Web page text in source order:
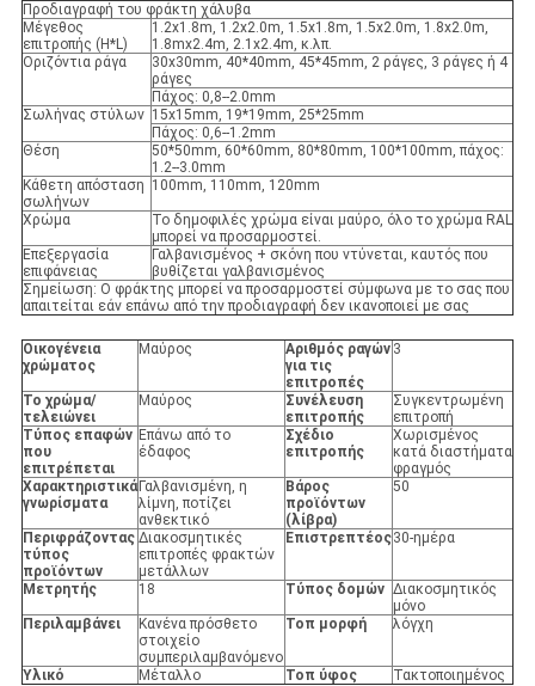
Προδιαγραφή του φράκτη χάλυβα
Μέγεθος
επιτροπής (H*L)
1.2x1.8m, 1.2x2.0m, 1.5x1.8m, 1.5x2.0m, 1.8x2.0m,
1.8mx2.4m, 2.1x2.4m, κ.λπ.
Οριζόντια ράγα
30x30mm, 40*40mm, 45*45mm, 2 ράγες, 3 ράγες ή 4
ράγες
Πάχος: 0,8--2.0mm
Σωλήνας στύλων 15x15mm, 19*19mm, 25*25mm
Πάχος: 0,6--1.2mm
Θέση
50*50mm, 60*60mm, 80*80mm, 100*100mm, πάχος:
1.2--3.0mm
Κάθετη απόσταση
σωλήνων
100mm, 110mm, 120mm
Χρώμα
Το δημοφιλές χρώμα είναι μαύρο, όλο το χρώμα RAL
μπορεί να προσαρμοστεί.
Επεξεργασία
επιφάνειας
Γαλβανισμένος + σκόνη που ντύνεται, καυτός που
βυθίζεται γαλβανισμένος
Σημείωση: Ο φράκτης μπορεί να προσαρμοστεί σύμφωνα με το σας που
απαιτείται εάν επάνω από την προδιαγραφή δεν ικανοποιεί με σας
Οικογένεια
χρώματος
Μαύρος
Αριθμός ραγών
για τις
επιτροπές
3
Το χρώμα/
τελειώνει
Μαύρος
Συνέλευση
επιτροπής
Συγκεντρωμένη
επιτροπή
Τύπος επαφών
που
επιτρέπεται
Επάνω από το
έδαφος
Σχέδιο
επιτροπής
Χωρισμένος
κατά διαστήματα
φραγμός
Χαρακτηριστικά
γνωρίσματα
Γαλβανισμένη, η
λίμνη, ποτίζει
ανθεκτικό
Βάρος
προϊόντων
(λίβρα)
50
Περιφράζοντας
τύπος
προϊόντων
Διακοσμητικές
επιτροπές φρακτών
μετάλλων
Επιστρεπτέος30-ημέρα
Μετρητής 18 Τύπος δομών Διακοσμητικός
μόνο
Περιλαμβάνει
Κανένα πρόσθετο
στοιχείο
συμπεριλαμβανόμενο
Τοπ μορφή λόγχη
Υλικό Μέταλλο Τοπ ύφος Τακτοποιημένος